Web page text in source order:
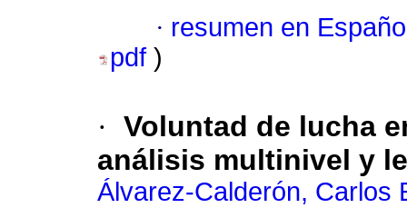
· resumen en
pdf )
· Voluntad de lucha
análisis multinivel y
Álvarez-Calderón, Carlos